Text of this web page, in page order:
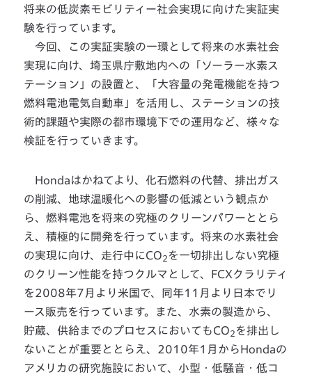
将来の低炭素モビリティー社会実現に向けた実証実
験を行っています。
今回、この実証実験の一環として将来の水素社会
実現に向け、埼玉県庁敷地内への「ソーラー水素ス
テーション」の設置と、「大容量の発電機能を持つ
燃料電池電気自動車」を活用し、ステーションの技
術的課題や実際の都市環境下での運用など、様々な
検証を行っていきます。
Hondaはかねてより、化石燃料の代替、排出ガス
の削減、地球温暖化への影響の低減という観点か
ら、燃料電池を将来の究極のクリーンパワーととら
え、積極的に開発を行っています。将来の水素社会
の実現に向け、走行中にCO2 を一切排出しない究極
のクリーン性能を持つクルマとして、FCXクラリティ
を2008年7月より米国で、同年11月より日本でリ
ース販売を行っています。また、水素の製造から、
貯蔵、供給までのプロセスにおいてもCO2 を排出し
ないことが重要ととらえ、2010年1月からHondaの
アメリカの研究施設において、小型・低騒音・低コ